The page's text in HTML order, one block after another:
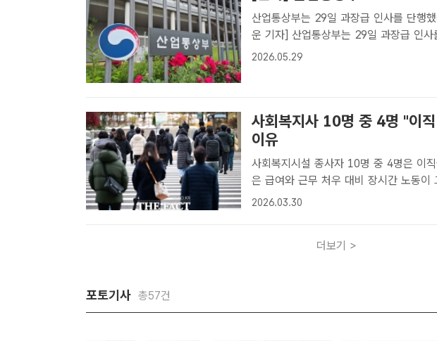
산업통상부는 29일 과장급 인사를 단행
운 기자] 산업통상부는 29일 과장급 인
지원과장 최혜진△마산자유무역지역관
2026.05.29
사회복지사 10명 중 4명 "이
이유
사회복지시설 종사자 10명 중 4명은 이
은 급여와 근무 처우 대비 장시간 노동이
자[더팩트ㅣ강주영 기자] 사회복지사 10
2026.03.30
더보기 >
포토기사 총57건